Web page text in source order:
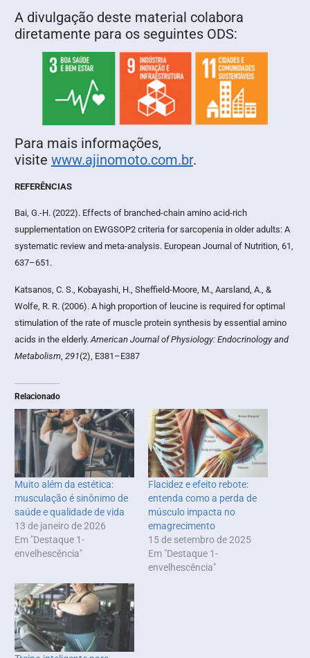
A divulgação deste material colabora
diretamente para os seguintes ODS:
Para mais informações,
visite www.ajinomoto.com.br.
REFERÊNCIAS
Bai, G.-H. (2022). Effects of branched-chain amino acid-rich
supplementation on EWGSOP2 criteria for sarcopenia in older adults: A
systematic review and meta-analysis. European Journal of Nutrition, 61,
637–651.
Katsanos, C. S., Kobayashi, H., Sheffield-Moore, M., Aarsland, A., &
Wolfe, R. R. (2006). A high proportion of leucine is required for optimal
stimulation of the rate of muscle protein synthesis by essential amino
acids in the elderly. American Journal of Physiology: Endocrinology and
Metabolism 291(2), E381–E387
Relacionado
Muito além da estética:
musculação é sinônimo de
saúde e qualidade de vida
13 de janeiro de 2026
Em "Destaque 1-
envelhescência"
Flacidez e efeito rebote:
entenda como a perda de
músculo impacta no
emagrecimento
15 de setembro de 2025
Em "Destaque 1-
envelhescência"